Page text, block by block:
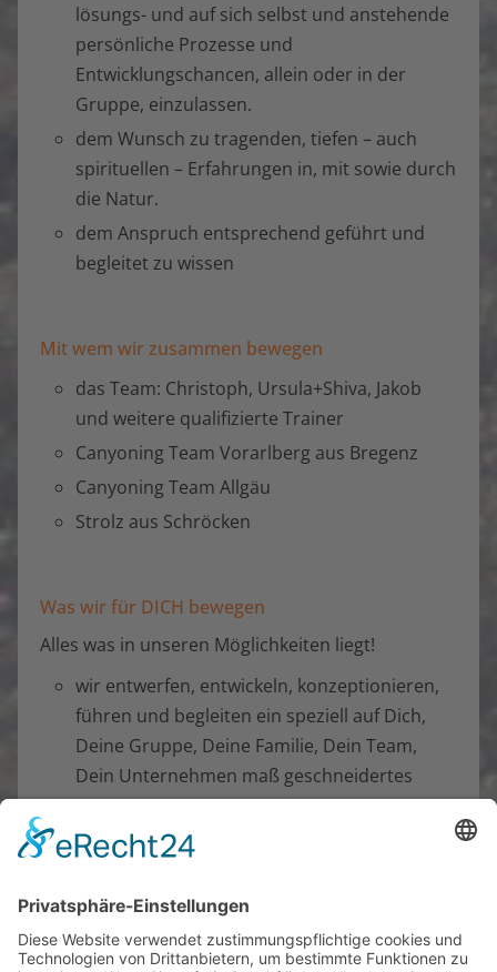
lösungs- und auf sich selbst und anstehende
persönliche Prozesse und
Entwicklungschancen, allein oder in der
Gruppe, einzulassen.
dem Wunsch zu tragenden, tiefen – auch
spirituellen – Erfahrungen in, mit sowie durch
die Natur.
dem Anspruch entsprechend geführt und
begleitet zu wissen
Mit wem wir zusammen bewegen
das Team: Christoph, Ursula+Shiva, Jakob
und weitere qualifizierte Trainer
Canyoning Team Vorarlberg aus Bregenz
Canyoning Team Allgäu
Strolz aus Schröcken
Was wir für DICH bewegen
Alles was in unseren Möglichkeiten liegt!
wir entwerfen, entwickeln, konzeptionieren,
führen und begleiten ein speziell auf Dich,
Deine Gruppe, Deine Familie, Dein Team,
Dein Unternehmen maß geschneidertes
BEWEGENDES DER BESONDEREN ART
wir übernehmen die gesamte Organisation,
das leibliche Wohl
wir bereiten das BEWEGENDE nach und
dokumentieren es in Form von Bilderreisen,